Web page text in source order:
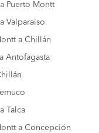
a Puerto Montt
Valparaiso
a Chillán
Antofagasta
Talca
a Concepción